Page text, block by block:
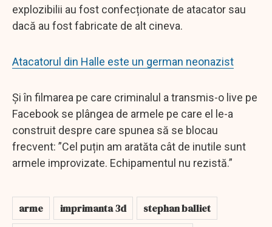
explozibilii au fost confecționate de atacator sau
dacă au fost fabricate de alt cineva.
Atacatorul din Halle este un german neonazist
Și în filmarea pe care criminalul a transmis-o live pe
Facebook se plângea de armele pe care el le-a
construit despre care spunea să se blocau
frecvent: ”Cel puțin am aratăta cât de inutile sunt
armele improvizate. Echipamentul nu rezistă.”
arme imprimanta 3d
stephan balliet